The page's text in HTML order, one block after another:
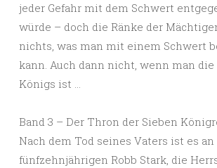
jeder Gefahr mit dem Schwert
würde – doch die Ränke der
nichts, was man mit einem Schwert
kann. Auch dann nicht, wenn man die
Königs ist …
Band 3 – Der Thron der Sieben
Nach dem Tod seines Vaters ist es
fünfzehnjährigen Robb Stark, die